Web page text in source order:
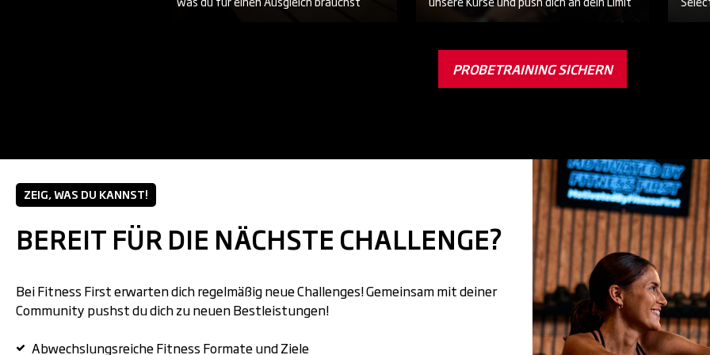
PROBETRAINING SICHERN
ZEIG, WAS DU KANNST!
BEREIT FÜR DIE NÄCHSTE CHALLENGE?
Bei Fitness First erwarten dich regelmäßig neue Challenges! Gemeinsam mit deiner
Community pushst du dich zu neuen Bestleistungen!
Abwechslungsreiche Fitness Formate und Ziele